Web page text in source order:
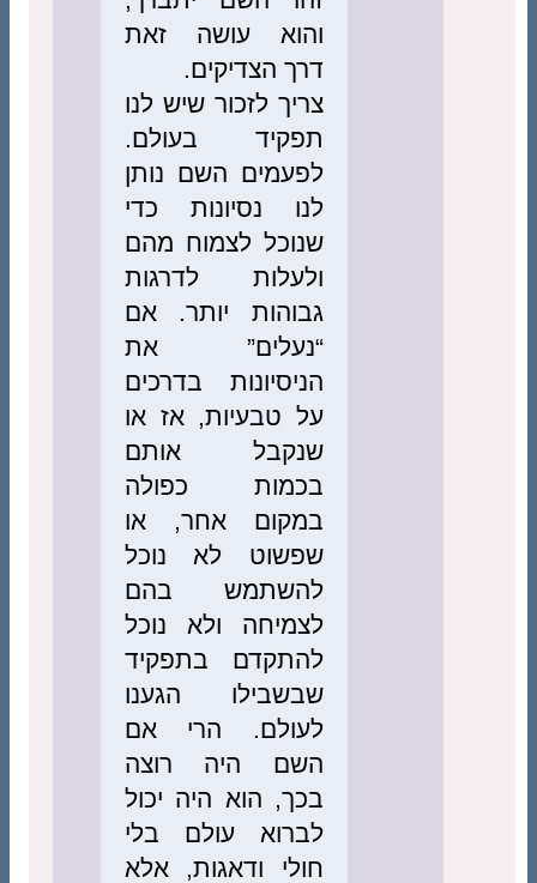
והוא עושה זאת
דרך הצדיקים.
צריך לזכור שיש לנו
תפקיד בעולם.
לפעמים השם נותן
לנו נסיונות כדי
שנוכל לצמוח מהם
ולעלות לדרגות
גבוהות יותר. אם
“נעלים” את
הניסיונות בדרכים
על טבעיות, אז או
שנקבל אותם
בכמות כפולה
במקום אחר, או
שפשוט לא נוכל
להשתמש בהם
לצמיחה ולא נוכל
להתקדם בתפקיד
שבשבילו הגענו
לעולם. הרי אם
השם היה רוצה
בכך, הוא היה יכול
לברוא עולם בלי
חולי ודאגות, אלא